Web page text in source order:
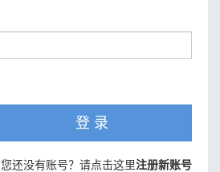
登 录
您还没有账号？请点击这里注册新账号